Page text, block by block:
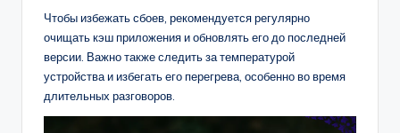
Чтобы избежать сбоев, рекомендуется регулярно
очищать кэш приложения и обновлять его до последней
версии. Важно также следить за температурой
устройства и избегать его перегрева, особенно во время
длительных разговоров.